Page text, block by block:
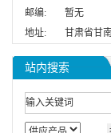
邮编:
暂无
地址:
甘肃省甘
站内搜索